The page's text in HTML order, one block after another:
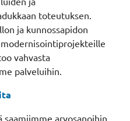
toteutuksen.
ja kunnossapidon
vahvasta
palveluihin.
arvosanoihin